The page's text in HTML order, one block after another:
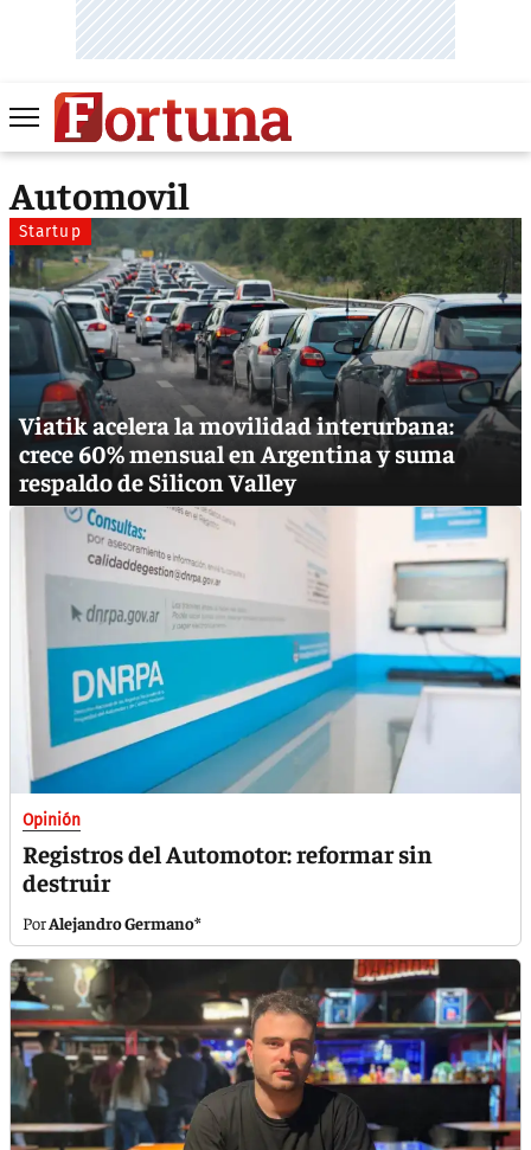
Automovil
Startup
Viatik acelera la movilidad interurbana:
crece 60% mensual en Argentina y suma
respaldo de Silicon Valley
Opinión
Registros del Automotor: reformar sin
destruir
Alejandro Germano*